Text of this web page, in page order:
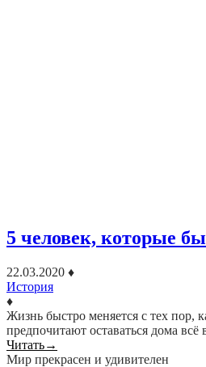
5 человек, которые
22.03.2020 ♦
История
♦
Жизнь быстро меняется с тех пор,
предпочитают оставаться дома
Читать→
Мир прекрасен и удивителен